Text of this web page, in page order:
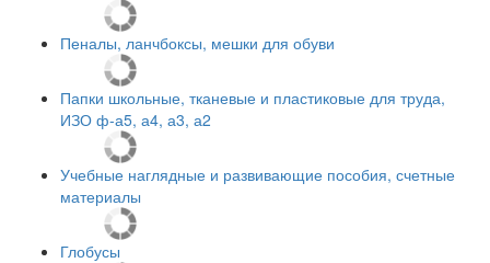
Пеналы, ланчбоксы, мешки для обуви
Папки школьные, тканевые и пластиковые для труда,
ИЗО ф-а5, а4, а3, а2
Учебные наглядные и развивающие пособия, счетные
материалы
Глобусы